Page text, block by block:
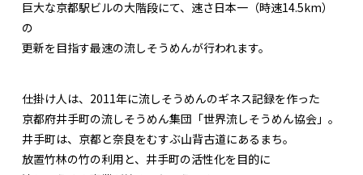
巨大な京都駅ビルの大階段にて、速さ日本一（時速14.5km）
の
更新を目指す最速の流しそうめんが行われます。
仕掛け人は、2011年に流しそうめんのギネス記録を作った
京都府井手町の流しそうめん集団「世界流しそうめん協会」。
井手町は、京都と奈良をむすぶ山背古道にあるまち。
放置竹林の竹の利用と、井手町の活性化を目的に